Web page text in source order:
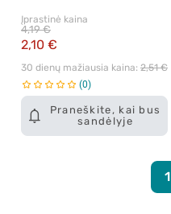
Praneškite, kai bus
sandėlyje
Įprastinė kaina
2,10 €
4,19 €
30 dienų mažiausia kaina: 2,51 €
0
1